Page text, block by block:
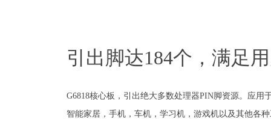
引出脚达184个，满足
G6818核心板，引出绝大多数处理器PIN脚资源。应用
智能家居，手机，车机，学习机，游戏机以及其他各